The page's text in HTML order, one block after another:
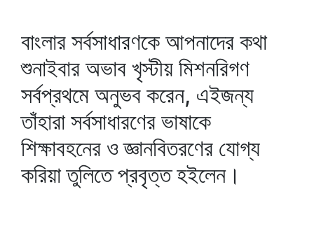
বাংলার সর্বসাধারণকে আপনাদের কথা
শুনাইবার অভাব খৃস্টীয় মিশনরিগণ
সর্বপ্রথমে অনুভব করেন, এইজন্য
তাঁহারা সর্বসাধারণের ভাষাকে
শিক্ষাবহনের ও জ্ঞানবিতরণের যোগ্য
করিয়া তুলিতে প্রবৃত্ত হইলেন।